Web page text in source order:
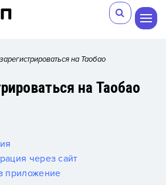
на Таобао
на Таобао
через сайт
приложение